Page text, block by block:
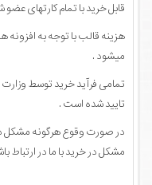
قابل خرید با تمام کارتهای
هزینه قالب با توجه به
میشود .
تمامی فرآید خرید توسط
تایید شده است .
در صورت وقوع هرگونه مشکل
مشکل در خرید با ما در ارتباط